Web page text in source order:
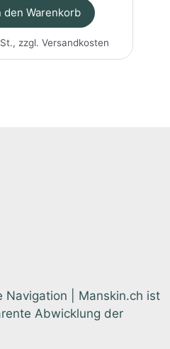
den Warenkorb
zzgl.Versandkosten
Navigation | Manskin.ch ist
Abwicklung der